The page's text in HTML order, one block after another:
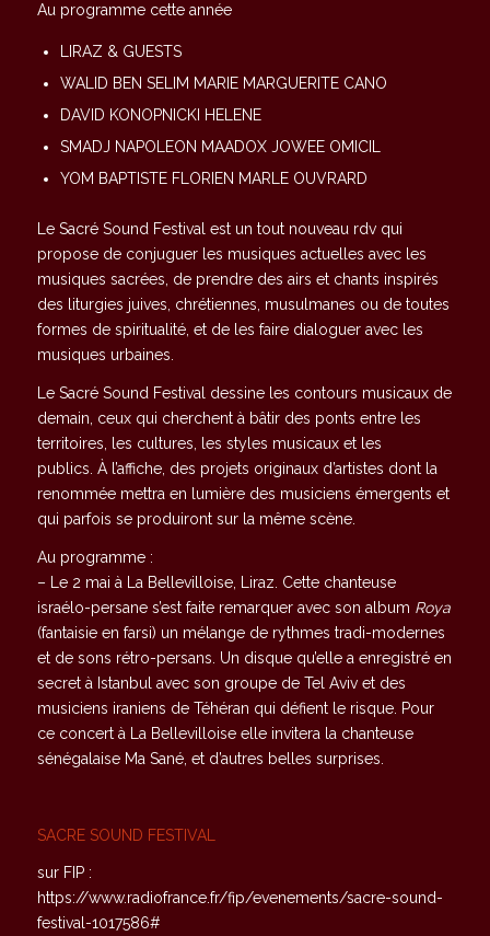
Au programme cette année
LIRAZ & GUESTS
WALID BEN SELIM MARIE MARGUERITE CANO
DAVID KONOPNICKI HELENE
SMADJ NAPOLEON MAADOX JOWEE OMICIL
YOM BAPTISTE FLORIEN MARLE OUVRARD
Le Sacré Sound Festival est un tout nouveau rdv qui
propose de conjuguer les musiques actuelles avec les
musiques sacrées, de prendre des airs et chants inspirés
des liturgies juives, chrétiennes, musulmanes ou de toutes
formes de spiritualité, et de les faire dialoguer avec les
musiques urbaines.
Le Sacré Sound Festival dessine les contours musicaux de
demain, ceux qui cherchent à bâtir des ponts entre les
territoires, les cultures, les styles musicaux et les
publics. À l’affiche, des projets originaux d’artistes dont la
renommée mettra en lumière des musiciens émergents et
qui parfois se produiront sur la même scène.
Au programme :
– Le 2 mai à La Bellevilloise, Liraz. Cette chanteuse
israélo-persane s’est faite remarquer avec son album Roya
(fantaisie en farsi) un mélange de rythmes tradi-modernes
et de sons rétro-persans. Un disque qu’elle a enregistré en
secret à Istanbul avec son groupe de Tel Aviv et des
musiciens iraniens de Téhéran qui défient le risque. Pour
ce concert à La Bellevilloise elle invitera la chanteuse
sénégalaise Ma Sané, et d’autres belles surprises.
SACRE SOUND FESTIVAL
sur FIP :
https://www.radiofrance.fr/fip/evenements/sacre-sound-
festival-1017586#